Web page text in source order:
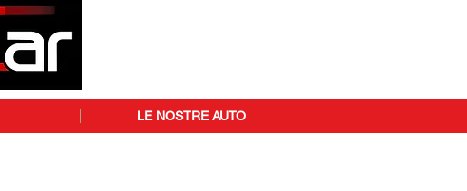
LE NOSTRE AUTO